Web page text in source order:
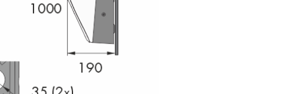
Entsorgung
Technische Daten
Zubehör
Kontakt